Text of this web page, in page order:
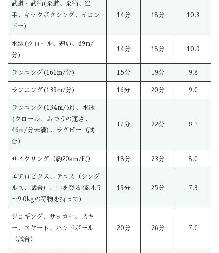
武道・武術(柔道、柔術、空
手、キックボクシング、テコン
ドー)
14分 18分 10.3
水泳(クロール、速い、69m/
分)
14分 18分 10.0
ランニング(161m/分) 15分 19分 9.8
ランニング(139m/分) 16分 20分 9.0
ランニング(134m/分)、水泳
(クロール、ふつうの速さ、
46m/分未満)、ラグビー（試
合）
17分 22分 8.3
サイクリング（約20km/時） 18分 23分 8.0
エアロビクス、テニス（シング
ルス、試合）、山を登る(約4.5
～9.0kgの荷物を持って)
19分 25分 7.3
ジョギング、サッカー、スキ
ー、スケート、ハンドボール
（試合）
20分 26分 7.0